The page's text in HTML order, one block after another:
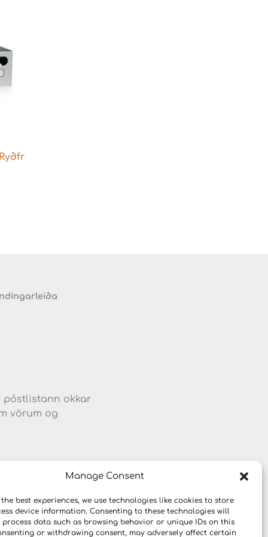
Manage Consent
best experiences, we use technologies like cookies to store
device information. Consenting to these technologies will
data such as browsing behavior or unique IDs on this
or withdrawing consent, may adversely affect certain
póstlistann okkar
vörum og